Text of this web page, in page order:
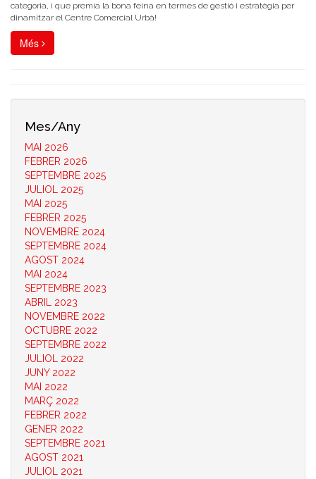
categoria, i que premia la bona feina en termes de gestió i estratègia per
dinamitzar el Centre Comercial Urbà!
Més
Mes/Any
MAI 2026
FEBRER 2026
SEPTEMBRE 2025
JULIOL 2025
MAI 2025
FEBRER 2025
NOVEMBRE 2024
SEPTEMBRE 2024
AGOST 2024
MAI 2024
SEPTEMBRE 2023
ABRIL 2023
NOVEMBRE 2022
OCTUBRE 2022
SEPTEMBRE 2022
JULIOL 2022
JUNY 2022
MAI 2022
MARÇ 2022
FEBRER 2022
GENER 2022
SEPTEMBRE 2021
AGOST 2021
JULIOL 2021